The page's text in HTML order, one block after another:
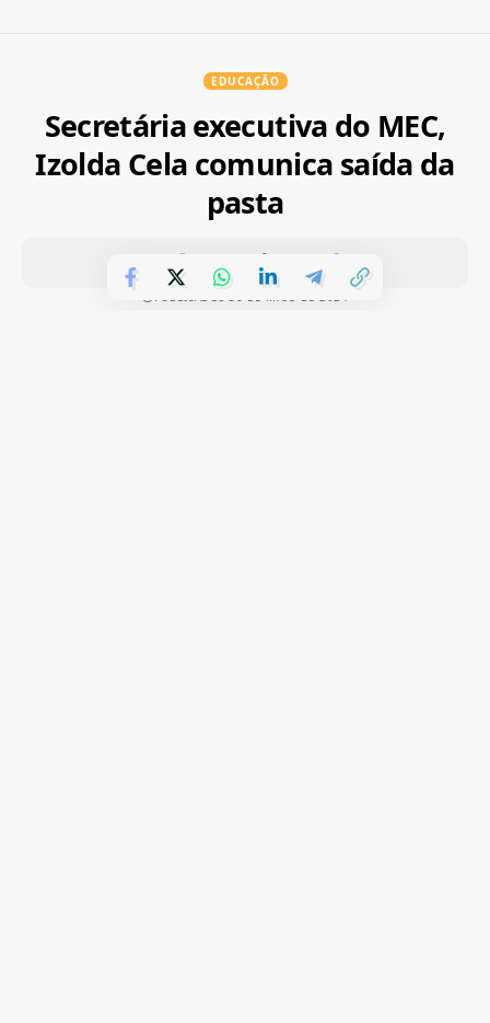
EDUCAÇÃO
Secretária executiva do MEC,
Izolda Cela comunica saída da
pasta